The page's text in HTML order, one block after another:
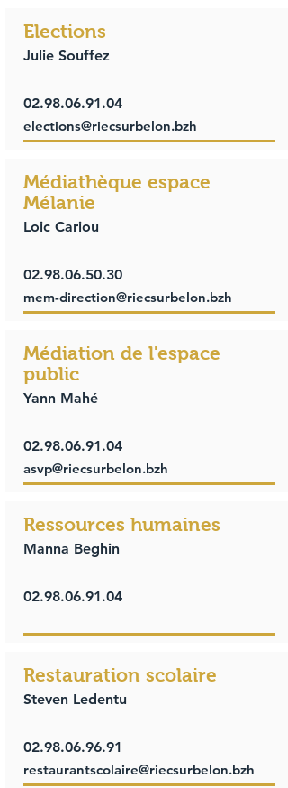
Elections
Julie Souffez
02.98.06.91.04
elections@riecsurbelon.bzh
Médiathèque espace
Mélanie
Loic Cariou
02.98.06.50.30
mem-direction@riecsurbelon.bzh
Médiation de l'espace
public
Yann Mahé
02.98.06.91.04
asvp@riecsurbelon.bzh
Ressources humaines
Manna Beghin
02.98.06.91.04
Restauration scolaire
Steven Ledentu
02.98.06.96.91
restaurantscolaire@riecsurbelon.bzh